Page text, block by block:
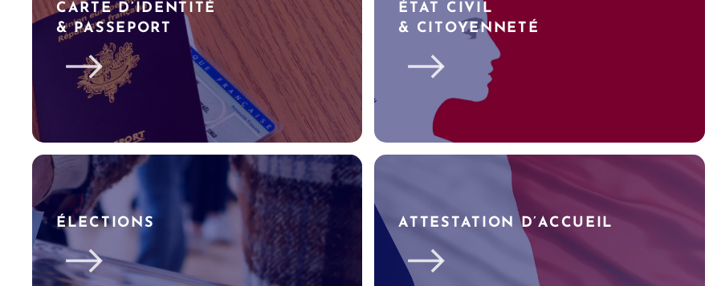
CARTE D’IDENTITÉ
& PASSEPORT
ÉTAT CIVIL
& CITOYENNETÉ
ÉLECTIONS ATTESTATION D’ACCUEIL